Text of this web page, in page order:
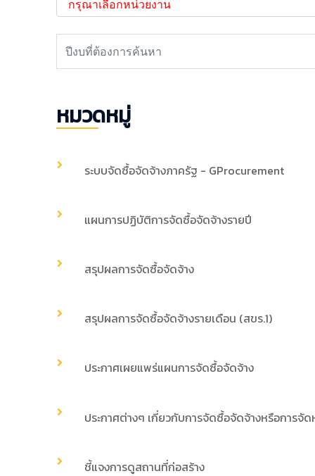
หมวดหมู่
ระบบจัดซื้อจัดจ้างภาครัฐ - GProcurement
แผนการปฏิบัติการจัดซื้อจัดจ้างรายปี
สรุปผลการจัดซื้อจัดจ้าง
สรุปผลการจัดซื้อจัดจ้างรายเดือน (สขร.1)
ประกาศเผยแพร่แผนการจัดซื้อจัดจ้าง
ประกาศต่างๆ เกี่ยวกับการจัดซื้อจัดจ้างหรือการจั
ชี้แจงการดูสถานที่ก่อสร้าง